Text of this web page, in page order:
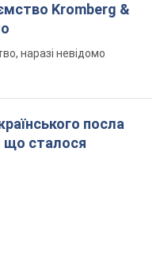
Kromberg &
наразі невідомо
посла
що сталося